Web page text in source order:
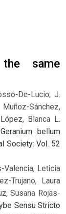
same
De-Lucio, J.
Sánchez,
Blanca L.
bellum
Society: Vol. 52
Valencia, Leticia
Trujano, Laura
Susana Rojas-
Sensu Stricto